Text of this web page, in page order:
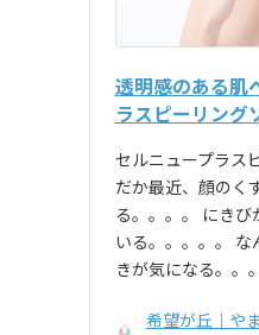
透明感のある肌
ラスピーリング
セルニュープラス
だか最近、顔のく
る。。。。 にきび
いる。。。。。 な
きが気になる。。
希望が丘｜や